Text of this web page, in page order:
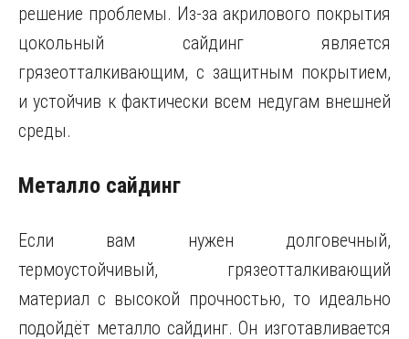
решение проблемы. Из-за акрилового покрытия
цокольный сайдинг является
грязеотталкивающим, с защитным покрытием,
и устойчив к фактически всем недугам внешней
среды.
Металло сайдинг
Если вам нужен долговечный,
термоустойчивый, грязеотталкивающий
материал с высокой прочностью, то идеально
подойдёт металло сайдинг. Он изготавливается